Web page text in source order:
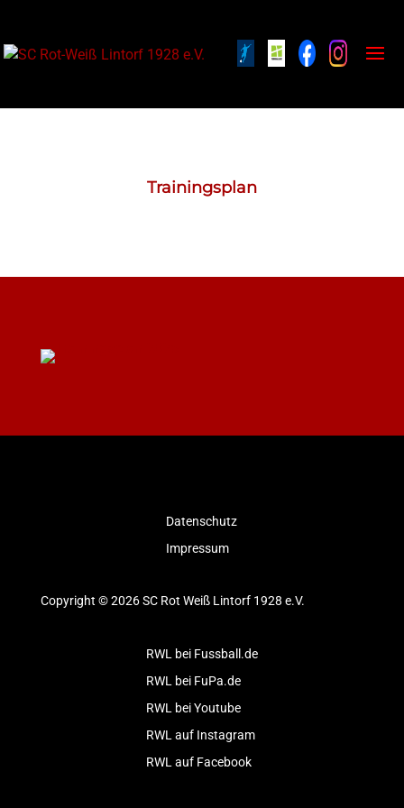
Trainingsplan
Datenschutz
Impressum
Copyright © 2026 SC Rot Weiß Lintorf 1928 e.V.
RWL bei Fussball.de
RWL bei FuPa.de
RWL bei Youtube
RWL auf Instagram
RWL auf Facebook